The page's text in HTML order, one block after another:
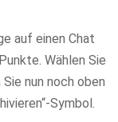
auf einen Chat
Wählen Sie
Sie nun noch oben
Symbol.